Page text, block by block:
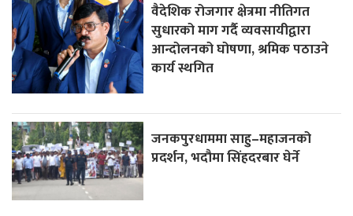
वैदेशिक रोजगार क्षेत्रमा नीतिगत
सुधारको माग गर्दै व्यवसायीद्वारा
आन्दोलनको घोषणा, श्रमिक पठाउने
कार्य स्थगित
जनकपुरधाममा साहु–महाजनको
प्रदर्शन, भदौमा सिंहदरबार घेर्ने